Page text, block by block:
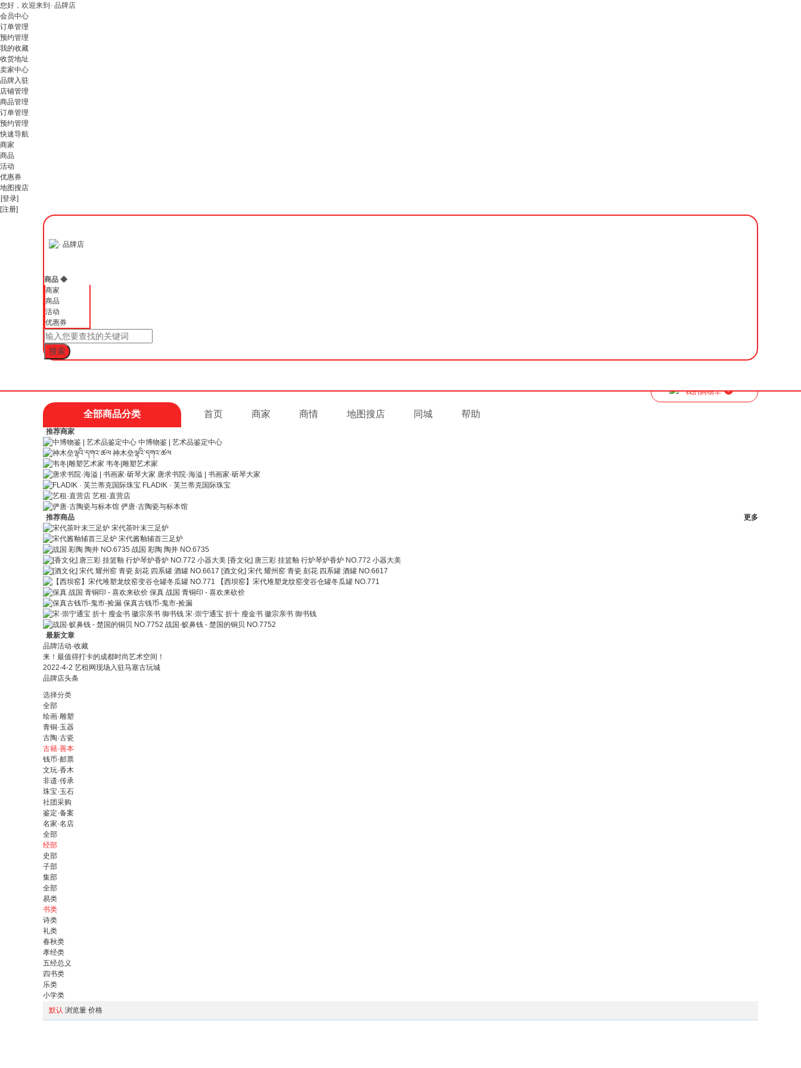
您好，欢迎来到· 品牌店
会员中心
订单管理
预约管理
我的收藏
收货地址
卖家中心
品牌入驻
店铺管理
商品管理
订单管理
预约管理
快速导航
商家
商品
活动
优惠券
地图搜店
[登录]
[注册]
商品 ◆
商家
商品
活动
优惠券
我的购物车 0
全部商品分类 首页 商家 商情 地图搜店 同城 帮助
推荐商家
中博物鉴 | 艺术品鉴定中心
神木垒ལྷའི་དགའ་ཚལ
韦冬|雕塑艺术家
唐求书院·海溢 | 书画家·斫琴大家
FLADIK · 芙兰蒂克国际珠宝
艺租·直营店
俨唐·古陶瓷与标本馆
推荐商品
更多
宋代茶叶末三足炉
宋代酱釉辅首三足炉
战国 彩陶 陶井 NO.6735
[香文化] 唐三彩 挂篮釉 行炉琴炉香炉 NO.772 小器大美
[酒文化] 宋代 耀州窑 青瓷 刻花 四系罐 酒罐 NO.6617
【西坝窑】宋代堆塑龙纹窑变谷仓罐冬瓜罐 NO.771
保真 战国 青铜印 - 喜欢来砍价
保真古钱币-鬼市-捡漏
宋·崇宁通宝 折十 瘦金书 徽宗亲书 御书钱
战国·蚁鼻钱 - 楚国的铜贝 NO.7752
最新文章
品牌活动·收藏
来！最值得打卡的成都时尚艺术空间！
2022-4-2 艺租网现场入驻马塞古玩城
品牌店头条
选择分类
全部
绘画·雕塑
青铜·玉器
古陶·古瓷
古籍·善本
钱币·邮票
文玩·香木
非遗·传承
珠宝·玉石
社团采购
鉴定·备案
名家·名店
全部
经部
史部
子部
集部
全部
易类
书类
诗类
礼类
春秋类
孝经类
五经总义
四书类
乐类
小学类
默认 浏览量 价格